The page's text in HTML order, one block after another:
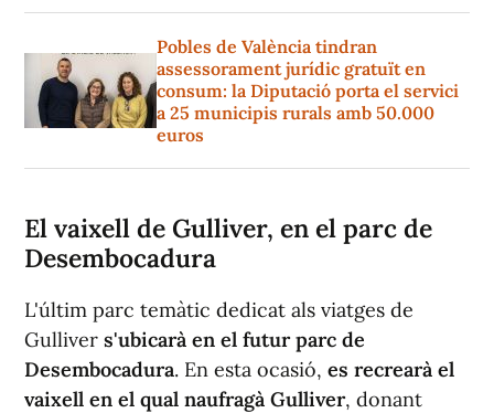
Pobles de València tindran
assessorament jurídic gratuït en
consum: la Diputació porta el servici
a 25 municipis rurals amb 50.000
euros
El vaixell de Gulliver, en el parc de
Desembocadura
L'últim parc temàtic dedicat als viatges de
Gulliver s'ubicarà en el futur parc de
Desembocadura. En esta ocasió, es recrearà el
vaixell en el qual naufragà Gulliver, donant